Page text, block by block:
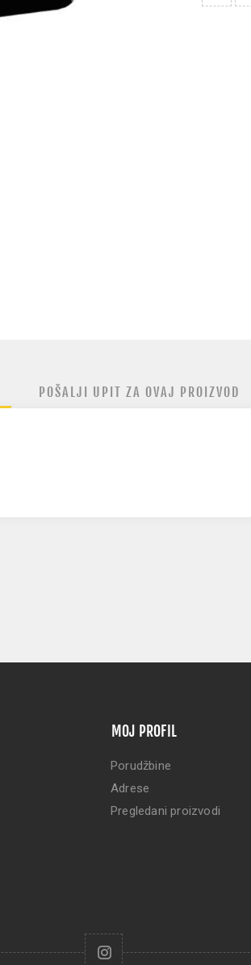
POŠALJI UPIT ZA OVAJ PROIZVOD
MOJ PROFIL
Porudžbine
Adrese
Pregledani proizvodi